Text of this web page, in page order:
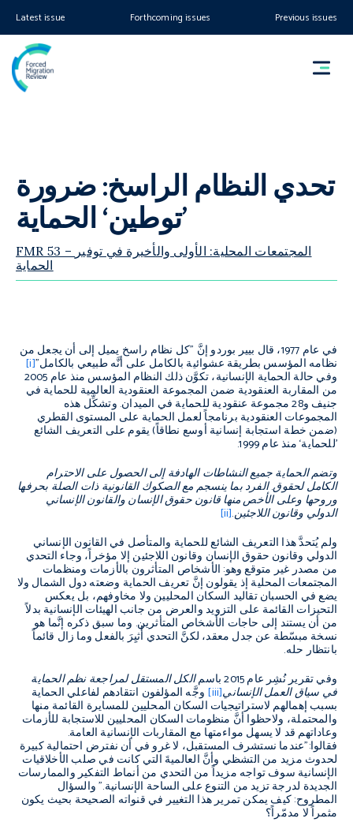
Latest issue Forthcoming issues Previous issues
تحدي النظام الراسخ: ضرورة
’توطين‘ الحماية
FMR 53 – المجتمعات المحلية: الأولى والأخيرة في توفير
الحماية
في عام 1977، قال بيير بوردو إنَّ "كل نظام راسخ يميل إلى أن يجعل من
نظامه المؤسس بطريقة عشوائية بالكامل على أنَّه طبيعي بالكامل"[i]
وفي حالة الحماية الإنسانية، تكوَّن ذلك النظام المؤسس منذ عام 2005
من المقاربة العنقودية ضمن المجموعة العنقودية العالمية للحماية في
جنيف و28 مجموعة عنقودية للحماية في الميدان. وتشكِّل هذه
المجموعات العنقودية برنامجاً لعمل الحماية على المستوى القطري
(ضمن خطة استجابة إنسانية أوسع نطاقاً) يقوم على التعريف الشائع
’للحماية‘ منذ عام 1999.
وتضم الحماية جميع النشاطات الهادفة إلى الحصول على الاحترام
الكامل لحقوق. الفرد بما ينسجم مع الصكوك القانونية ذات الصلة بحرفها
وروحها وعلى الأخص منها قانون حقوق الإنسان والقانون الإنساني
الدولي وقانون اللاجئين.[ii]
ولم يُتحدَّ هذا التعريف الشائع للحماية والمتأصل في القانون الإنساني
الدولي وقانون حقوق الإنسان وقانون اللاجئين إلا مؤخراً، وجاء التحدي
من مصدر غير متوقع وهو: الأشخاص المتأثرون بالأزمات ومنظمات
المجتمعات المحلية إذ يقولون إنَّ تعريف الحماية وضعته دول الشمال ولا
يضع في الحسبان تقاليد السكان المحليين ولا مخاوفهم، بل يعكس
التحيزات القائمة على التزويد والعرض من جانب الهيئات الإنسانية بدلاً
من أن يستند إلى حاجات الأشخاص المتأثرين. وما سبق ذكره إنَّما هو
نسخة مبسّطة عن جدل معقد، لكنَّ التحدي أُثيِرَ بالفعل وما زال قائماً
بانتظار حله.
وفي تقرير نُشِر عام 2015 باسم
الكل المستقل لمراجعة نظم الحماية
في سياق العمل الإنساني[iii] وجَّه المؤلفون انتقادهم لفاعلي الحماية
بسبب إهمالهم لاستراتيجيات السكان المحليين للمسايرة القائمة منها
والمحتملة، ولاحظوا أنَّ منظومات السكان المحليين للاستجابة للأزمات
وعاداتهم قد لا يسهل مواءمتها مع المقاربات الإنسانية العامة.
فقالوا:"عندما نستشرف المستقبل، لا غرو في أن نفترض احتمالية كبيرة
لحدوث مزيد من التشظي وأنَّ العالميةَ التي كانت في صلب الأخلاقيات
الإنسانية سوف تواجه مزيداً من التحدي من أنماط التفكير والممارسات
الجديدة لدرجة تزيد من التنوع على الساحة الإنسانية." والسؤال
المطروح: كيف يمكن تمرير هذا التغيير في قنواته الصحيحة بحيث يكون
مثمراً لا مدمّراً؟